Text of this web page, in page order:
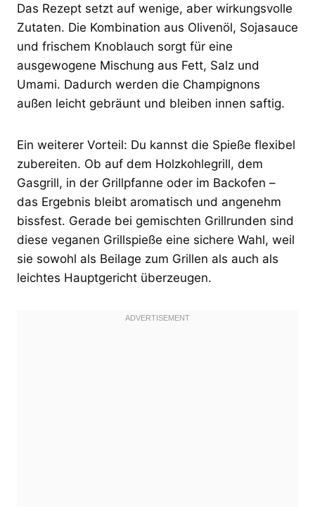
Das Rezept setzt auf wenige, aber wirkungsvolle
Zutaten. Die Kombination aus Olivenöl, Sojasauce
und frischem Knoblauch sorgt für eine
ausgewogene Mischung aus Fett, Salz und
Umami. Dadurch werden die Champignons
außen leicht gebräunt und bleiben innen saftig.
Ein weiterer Vorteil: Du kannst die Spieße flexibel
zubereiten. Ob auf dem Holzkohlegrill, dem
Gasgrill, in der Grillpfanne oder im Backofen –
das Ergebnis bleibt aromatisch und angenehm
bissfest. Gerade bei gemischten Grillrunden sind
diese veganen Grillspieße eine sichere Wahl, weil
sie sowohl als Beilage zum Grillen als auch als
leichtes Hauptgericht überzeugen.